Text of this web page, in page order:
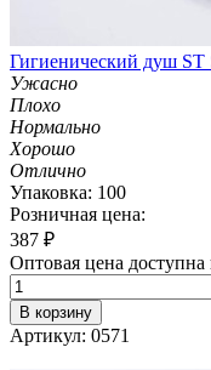
Гигиенический душ
Ужасно
Плохо
Нормально
Хорошо
Отлично
Упаковка: 100
Розничная цена:
387 ₽
Оптовая цена доступна
В корзину
Артикул: 0571